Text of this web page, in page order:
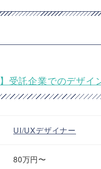
受託企業でのデザイ
UI/UXデザイナー
80万円〜